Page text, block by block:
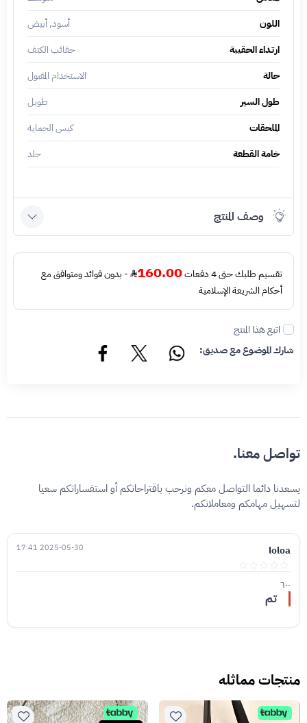
اللون
أسود, أبيض
ارتداء الحقيبة
حقائب الكتف
حالة
الاستخدام المقبول
طول السير
طويل
الملحقات
كيس الحماية
خامة القطعة
جلد
وصف المنتج
تقسيم طلبك حتى 4 دفعات 160.00
- بدون فوائد ومتوافق مع
أحكام الشريعة الإسلامية
اتبع هذا المنتج
شارك الموضوع مع صديق:
تواصل معنا.
يسعدنا دائما التواصل معكم ونرحب باقتراحاتكم أو استفساراتكم سعيا
لتسهيل مهامكم ومعاملاتكم.
loloa
2025-05-30 17:41
٦٠٠
تم
منتجات مماثله